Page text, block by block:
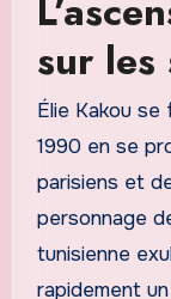
sur les
Élie Kakou
1990 en se
parisiens et
personnage
tunisienne
rapidement